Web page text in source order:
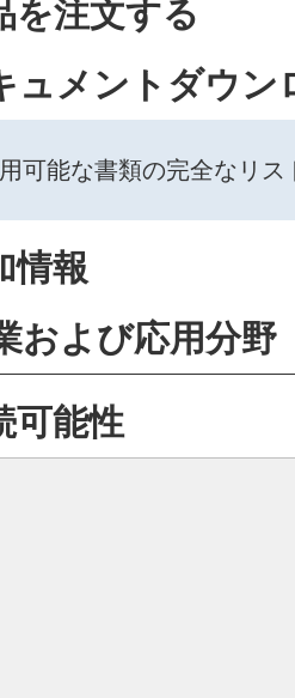
を注文する
ュメントダウ
可能な書類の完全なリス
情報
および応用分野
可能性